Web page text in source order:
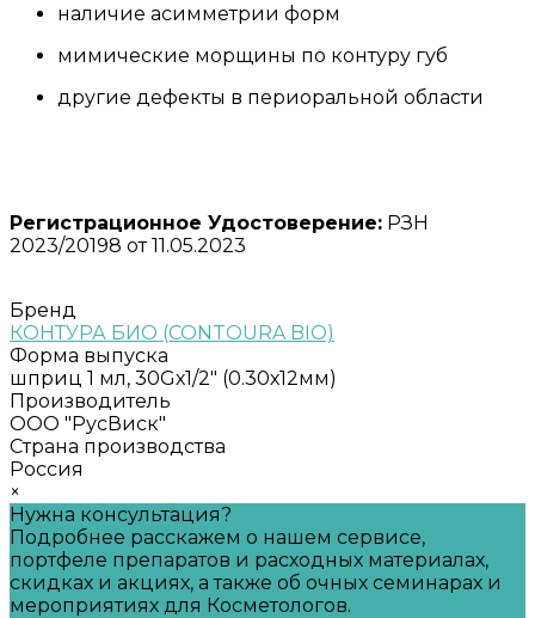
наличие асимметрии форм
мимические морщины по контуру губ
другие дефекты в периоральной области
Регистрационное Удостоверение: РЗН
2023/20198 от 11.05.2023
Бренд
КОНТУРА БИО (CONTOURA BIO)
Форма выпуска
шприц 1 мл, 30Gх1/2" (0.30х12мм)
Производитель
ООО "РусВиск"
Страна производства
Россия
×
Нужна консультация?
Подробнее расскажем о нашем сервисе,
портфеле препаратов и расходных материалах,
скидках и акциях, а также об очных семинарах и
мероприятиях для Косметологов.